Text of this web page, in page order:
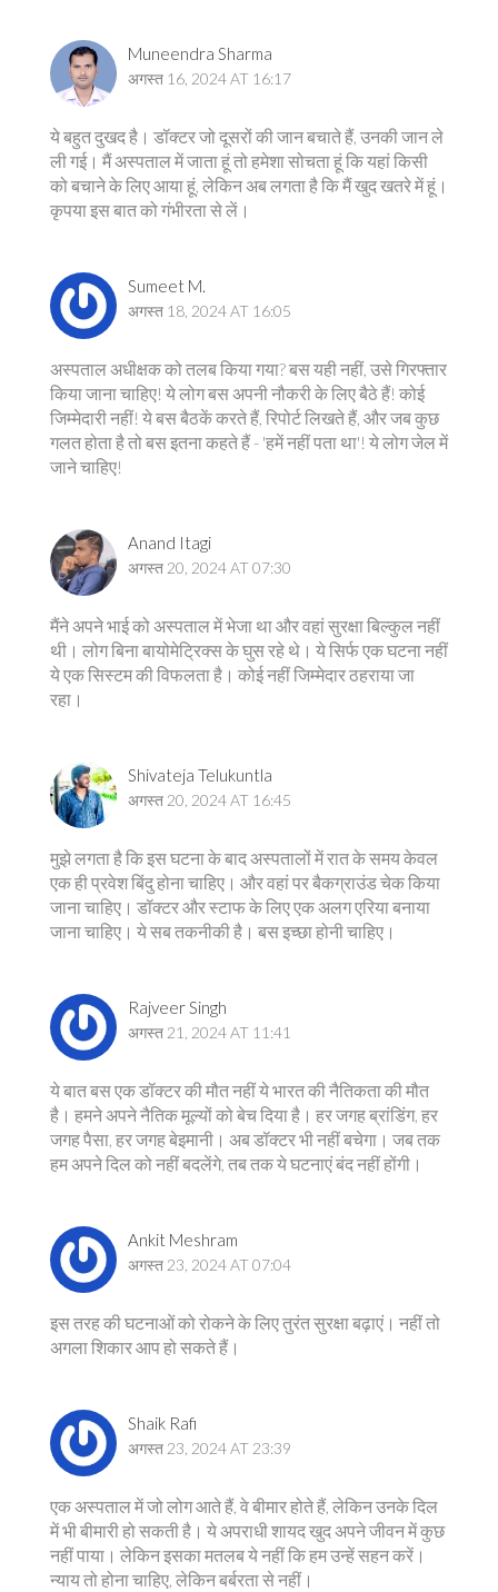
Muneendra Sharma
अगस्त 16, 2024 AT 16:17
ये बहुत दुखद है। डॉक्टर जो दूसरों की जान बचाते हैं, उनकी जान ले
ली गई। मैं अस्पताल में जाता हूं तो हमेशा सोचता हूं कि यहां किसी
को बचाने के लिए आया हूं, लेकिन अब लगता है कि मैं खुद खतरे में हूं।
कृपया इस बात को गंभीरता से लें।
Sumeet M.
अगस्त 18, 2024 AT 16:05
अस्पताल अधीक्षक को तलब किया गया? बस यही नहीं, उसे गिरफ्तार
किया जाना चाहिए! ये लोग बस अपनी नौकरी के लिए बैठे हैं! कोई
जिम्मेदारी नहीं! ये बस बैठकें करते हैं, रिपोर्ट लिखते हैं, और जब कुछ
गलत होता है तो बस इतना कहते हैं - 'हमें नहीं पता था'! ये लोग जेल में
जाने चाहिए!
Anand Itagi
अगस्त 20, 2024 AT 07:30
मैंने अपने भाई को अस्पताल में भेजा था और वहां सुरक्षा बिल्कुल नहीं
थी। लोग बिना बायोमेट्रिक्स के घुस रहे थे। ये सिर्फ एक घटना नहीं
ये एक सिस्टम की विफलता है। कोई नहीं जिम्मेदार ठहराया जा
रहा।
Shivateja Telukuntla
अगस्त 20, 2024 AT 16:45
मुझे लगता है कि इस घटना के बाद अस्पतालों में रात के समय केवल
एक ही प्रवेश बिंदु होना चाहिए। और वहां पर बैकग्राउंड चेक किया
जाना चाहिए। डॉक्टर और स्टाफ के लिए एक अलग एरिया बनाया
जाना चाहिए। ये सब तकनीकी है। बस इच्छा होनी चाहिए।
Rajveer Singh
अगस्त 21, 2024 AT 11:41
ये बात बस एक डॉक्टर की मौत नहीं ये भारत की नैतिकता की मौत
है। हमने अपने नैतिक मूल्यों को बेच दिया है। हर जगह ब्रांडिंग, हर
जगह पैसा, हर जगह बेइमानी। अब डॉक्टर भी नहीं बचेगा। जब तक
हम अपने दिल को नहीं बदलेंगे, तब तक ये घटनाएं बंद नहीं होंगी।
Ankit Meshram
अगस्त 23, 2024 AT 07:04
इस तरह की घटनाओं को रोकने के लिए तुरंत सुरक्षा बढ़ाएं। नहीं तो
अगला शिकार आप हो सकते हैं।
Shaik Rafi
अगस्त 23, 2024 AT 23:39
एक अस्पताल में जो लोग आते हैं, वे बीमार होते हैं, लेकिन उनके दिल
में भी बीमारी हो सकती है। ये अपराधी शायद खुद अपने जीवन में कुछ
नहीं पाया। लेकिन इसका मतलब ये नहीं कि हम उन्हें सहन करें।
न्याय तो होना चाहिए, लेकिन बर्बरता से नहीं।